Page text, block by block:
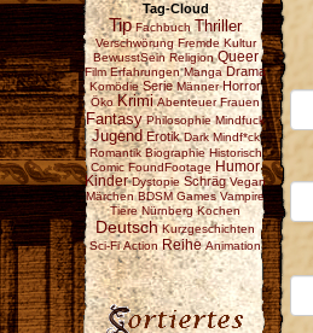
Tag-Cloud
Tip Fachbuch Thriller
Verschwörung Fremde Kultur
BewusstSein Religion Queer
Film Erfahrungen Manga Drama
Komödie Serie Männer Horror
Öko Krimi Abenteuer Frauen
Fantasy Philosophie Mindfuck
Jugend Erotik Dark Mindf*ck
Romantik Biographie Historisch
Comic FoundFootage Humor
Kinder Dystopie Schräg Vegan
Märchen BDSM Games Vampire
Tiere Nürnberg Kochen
Deutsch Kurzgeschichten
Sci-Fi Action Reihe Animation